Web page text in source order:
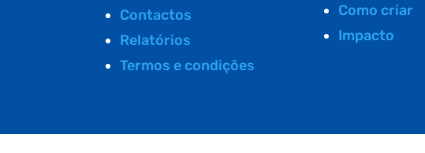
Contactos
Relatórios
Termos e condições
Como criar
Impacto